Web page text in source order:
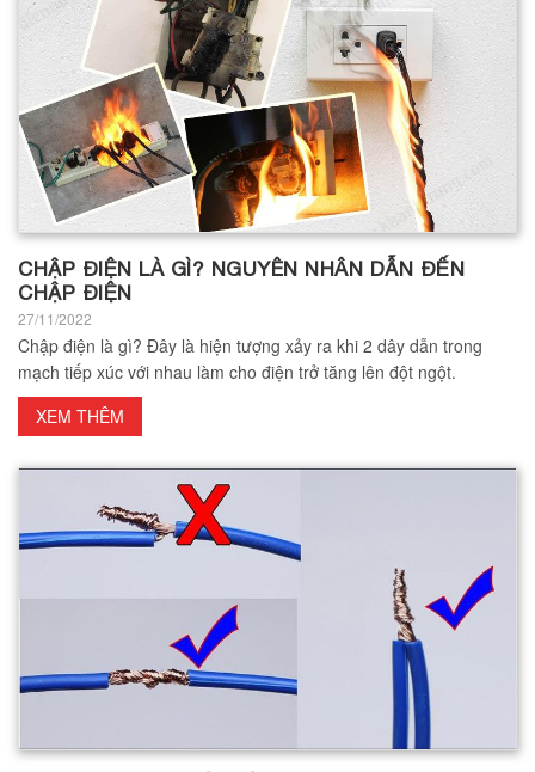
CHẬP ĐIỆN LÀ GÌ? NGUYÊN NHÂN DẪN ĐẾN
CHẬP ĐIỆN
27/11/2022
Chập điện là gì? Đây là hiện tượng xảy ra khi 2 dây dẫn trong
mạch tiếp xúc với nhau làm cho điện trở tăng lên đột ngột.
XEM THÊM